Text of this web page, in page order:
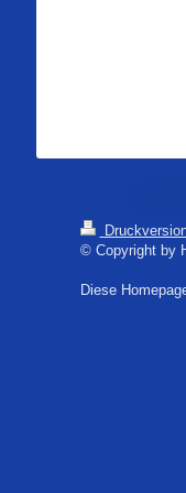
© Copyright by
Diese